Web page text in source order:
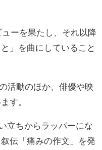
ーを果たし、それ以降
」を曲にしていること
活動のほか、俳優や映
す。
立ちからラッパーにな
伝「痛みの作文」を発